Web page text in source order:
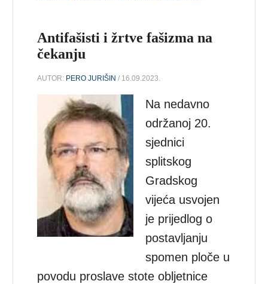
Antifašisti i žrtve fašizma na
čekanju
AUTOR: PERO JURIŠIN / 16.09.2023.
Na nedavno
održanoj 20.
sjednici
splitskog
Gradskog
vijeća usvojen
je prijedlog o
postavljanju
spomen ploče u
povodu proslave stote obljetnice